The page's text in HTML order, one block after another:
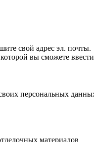
свой адрес эл. почты.
вы сможете ввести
персональных
материалов